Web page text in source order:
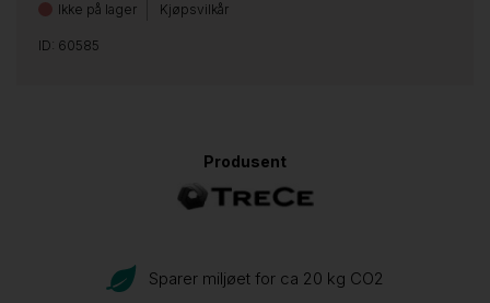
Ikke på lager Kjøpsvilkår
ID: 60585
Produsent
Sparer miljøet for ca 20 kg CO2